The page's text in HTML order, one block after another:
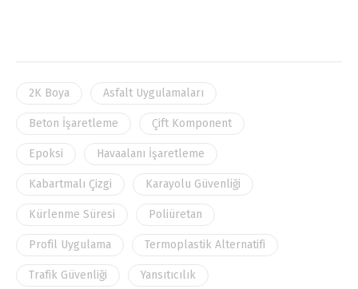
2K Boya Asfalt Uygulamaları
Beton İşaretleme Çift Komponent
Epoksi Havaalanı İşaretleme
Kabartmalı Çizgi Karayolu Güvenliği
Kürlenme Süresi Poliüretan
Profil Uygulama Termoplastik Alternatifi
Trafik Güvenliği Yansıtıcılık